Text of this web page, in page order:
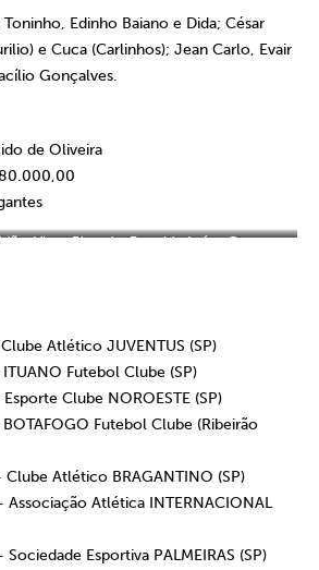
Edinho Baiano e Dida; César
e Cuca (Carlinhos); Jean Carlo, Evair
Gonçalves.
de Oliveira
Vitor, Pintado, Ronaldo Luís e Cerezo;
Atlético JUVENTUS (SP)
Futebol Clube (SP)
Clube NOROESTE (SP)
Futebol Clube (Ribeirão
Atlético BRAGANTINO (SP)
Atlética INTERNACIONAL
Esportiva PALMEIRAS (SP)